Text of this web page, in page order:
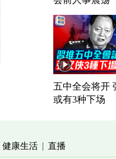
五中全会将开
或有3种下场
健康生活 | 直播